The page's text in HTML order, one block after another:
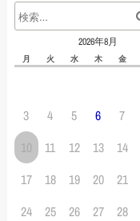
り
2026年8月
月 火 水 木 金
3
4 5 6 7
10
11 12 13 14
17
18 19 20 21
24
25 26 27 28